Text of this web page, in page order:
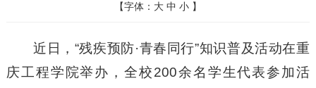
【字体： 大 中 小 】
近日，“残疾预防·青春同行”知识普及活动在重
庆工程学院举办，全校200余名学生代表参加活